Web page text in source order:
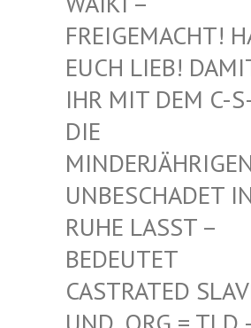
EIGEMACHT!
CH LIEB! DAMIT
R MIT DEM C-S-S
E MI
NDERJÄHRIGEN…
BESCHADET IN
HE LASST – BE
DEUTET CA
STRATED SLAVE